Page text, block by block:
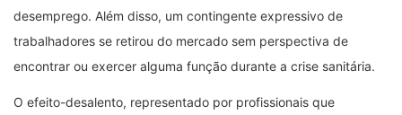
desemprego. Além disso, um contingente expressivo de
trabalhadores se retirou do mercado sem perspectiva de
encontrar ou exercer alguma função durante a crise sanitária.
O efeito-desalento, representado por profissionais que